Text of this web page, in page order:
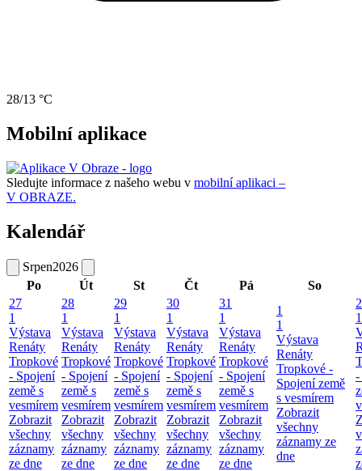
28/13 °C
Mobilní aplikace
Sledujte informace z našeho webu v mobilní aplikaci –
V OBRAZE.
Kalendář
Srpen2026
Po
Út St Čt Pá
So
27
1
Výstava
Renáty
Tropkové
- Spojení
země s
vesmírem
Zobrazit
všechny
záznamy
ze dne
28
1
Výstava
Renáty
Tropkové
- Spojení
země s
vesmírem
Zobrazit
všechny
záznamy
ze dne
29
1
Výstava
Renáty
Tropkové
- Spojení
země s
vesmírem
Zobrazit
všechny
záznamy
ze dne
30
1
Výstava
Renáty
Tropkové
- Spojení
země s
vesmírem
Zobrazit
všechny
záznamy
ze dne
31
1
Výstava
Renáty
Tropkové
- Spojení
země s
vesmírem
Zobrazit
všechny
záznamy
ze dne
1
1
Výstava
Renáty
Tropkové -
Spojení země
s vesmírem
Zobrazit
všechny
záznamy ze
dne
2
1
-